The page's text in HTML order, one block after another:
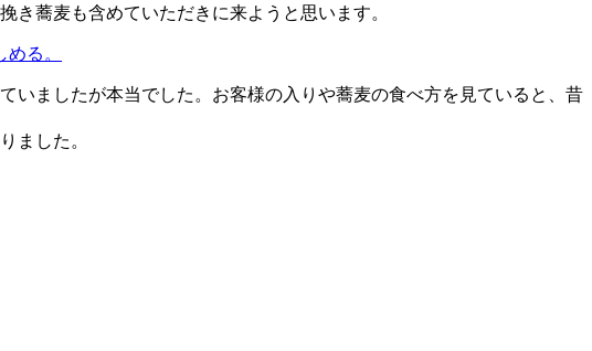
蕎麦も含めていただきに来ようと思います。
いましたが本当でした。お客様の入りや蕎麦の食べ方を見ていると、昔
ました。